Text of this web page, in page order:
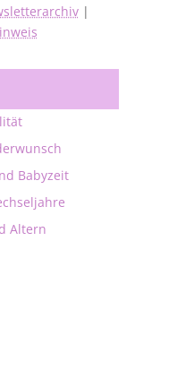
|
Babyzeit
Altern